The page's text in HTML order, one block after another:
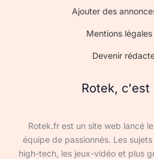
Ajouter des
Mentions légales
Devenir
Rotek, c'est
Rotek.fr est un site web lancé
équipe de passionnés. Les
high-tech, les jeux-vidéo et plus